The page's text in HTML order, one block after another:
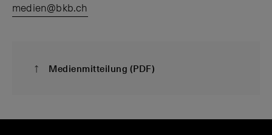
medien@bkb.ch
Medienmitteilung (PDF)